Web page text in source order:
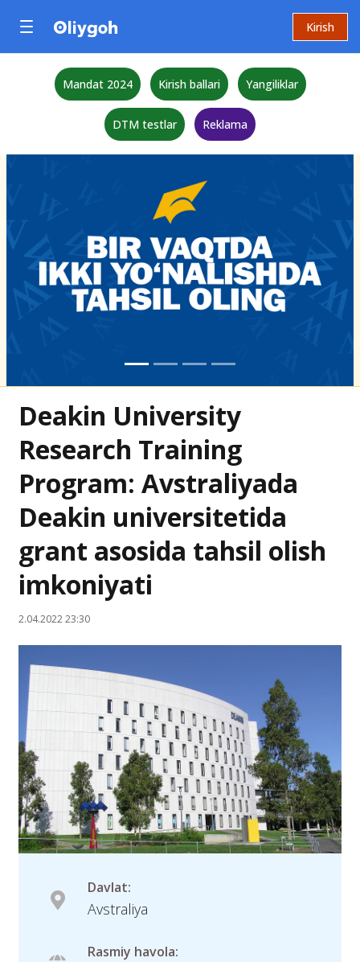
Kirish
Mandat 2024 Kirish ballari Yangiliklar
DTM testlar Reklama
Deakin University
Research Training
Program: Avstraliyada
Deakin universitetida
grant asosida tahsil olish
imkoniyati
2.04.2022 23:30
Davlat:
Avstraliya
Rasmiy havola: